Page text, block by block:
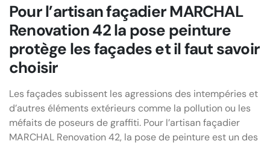
Pour l’artisan façadier MARCHAL
Renovation 42 la pose peinture
protège les façades et il faut savoir
choisir
Les façades subissent les agressions des intempéries et
d’autres éléments extérieurs comme la pollution ou les
méfaits de poseurs de graffiti. Pour l’artisan façadier
MARCHAL Renovation 42, la pose de peinture est un des